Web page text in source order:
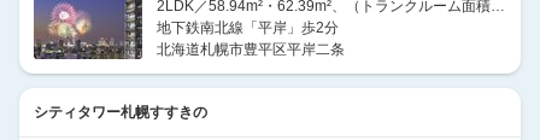
地下鉄南北線「平岸」歩2分
北海道札幌市豊平区平岸二条
シティタワー札幌すすきの